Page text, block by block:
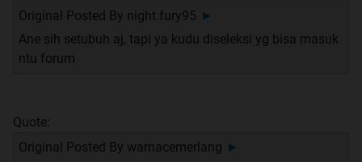
Original Posted By night.fury95 ►
Ane sih setubuh aj, tapi ya kudu diseleksi yg bisa masuk
ntu forum
Quote:
Original Posted By warnacemerlang ►